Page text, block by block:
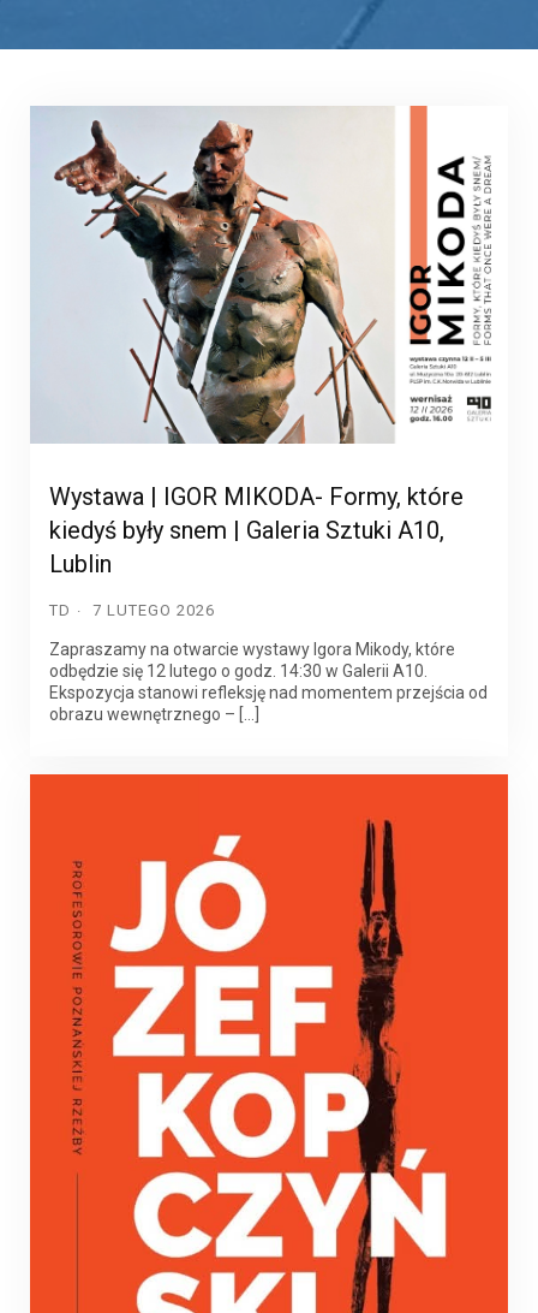
Wystawa | IGOR MIKODA- Formy, które
kiedyś były snem | Galeria Sztuki A10,
Lublin
TD 7 LUTEGO 2026
Zapraszamy na otwarcie wystawy Igora Mikody, które
odbędzie się 12 lutego o godz. 14:30 w Galerii A10.
Ekspozycja stanowi refleksję nad momentem przejścia od
obrazu wewnętrznego – […]